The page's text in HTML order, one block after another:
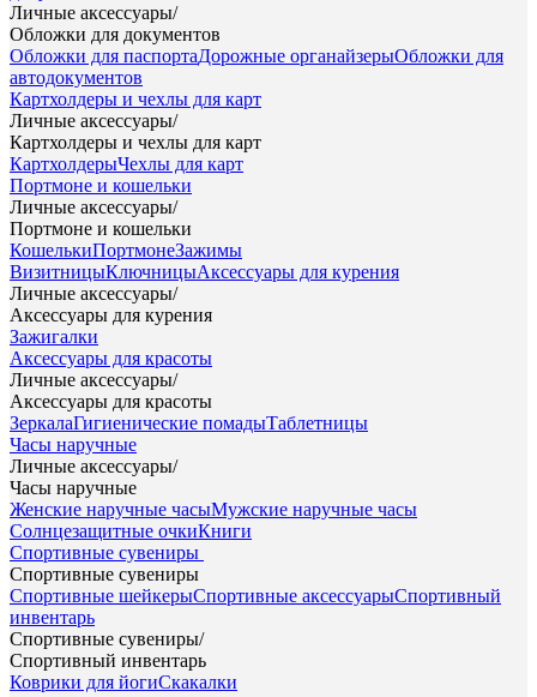
Личные аксессуары/
Обложки для документов
Обложки для паспортаДорожные органайзерыОбложки для
автодокументов
Картхолдеры и чехлы для карт
Личные аксессуары/
Картхолдеры и чехлы для карт
КартхолдерыЧехлы для карт
Портмоне и кошельки
Личные аксессуары/
Портмоне и кошельки
КошелькиПортмонеЗажимы
ВизитницыКлючницыАксессуары для курения
Личные аксессуары/
Аксессуары для курения
Зажигалки
Аксессуары для красоты
Личные аксессуары/
Аксессуары для красоты
ЗеркалаГигиенические помадыТаблетницы
Часы наручные
Личные аксессуары/
Часы наручные
Женские наручные часыМужские наручные часы
Солнцезащитные очкиКниги
Спортивные сувениры
Спортивные сувениры
Спортивные шейкерыСпортивные аксессуарыСпортивный
инвентарь
Спортивные сувениры/
Спортивный инвентарь
Коврики для йогиСкакалки